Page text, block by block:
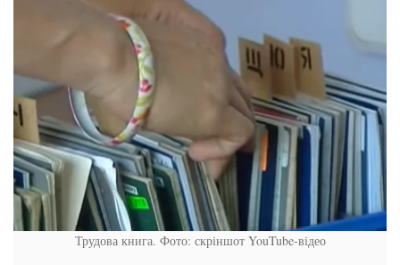
Трудова книга. Фото: скріншот YouTube-відео